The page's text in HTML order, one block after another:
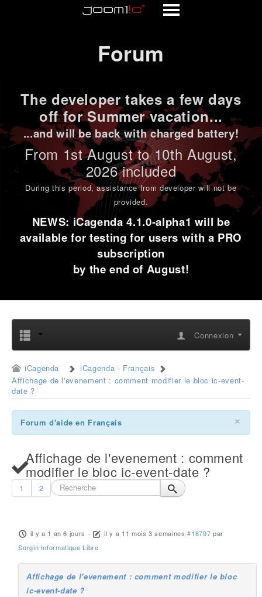
Forum
The developer takes a few days
off for Summer vacation...
...and will be back with charged battery!
From 1stAugust to 10th August,
2026 included
During this period,assistance from developer will not be
provided.
NEWS: iCagenda 4.1.0-alpha1 will be
available for testing for users with a PRO
subscription
by the end of August!
Connexion
iCagenda
iCagenda - Français
Affichage de l'evenement : comment modifier le bloc ic-event-
date ?
×
Forum d'aide en Français
Affichage de l'evenement : comment
modifier le bloc ic-event-date ?
1 2
il y a 1 an 6 jours - il y a 11 mois 3 semaines #18797 par
Sorgin Informatique Libre
Affichage de l'evenement : comment modifier le bloc
ic-event-date ?